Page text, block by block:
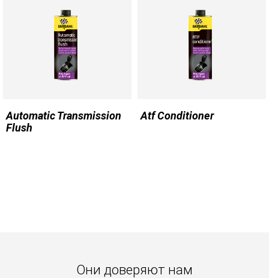
Automatic Transmission
Flush
Atf Conditioner
Они доверяют нам